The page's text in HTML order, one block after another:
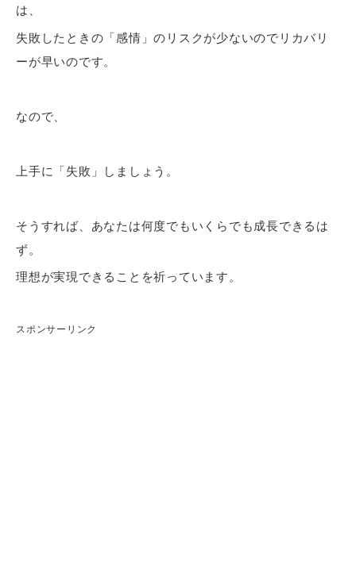
は、
失敗したときの「感情」のリスクが少ないのでリカバリ
ーが早いのです。
なので、
上手に「失敗」しましょう。
そうすれば、あなたは何度でもいくらでも成長できるは
ず。
理想が実現できることを祈っています。
スポンサーリンク